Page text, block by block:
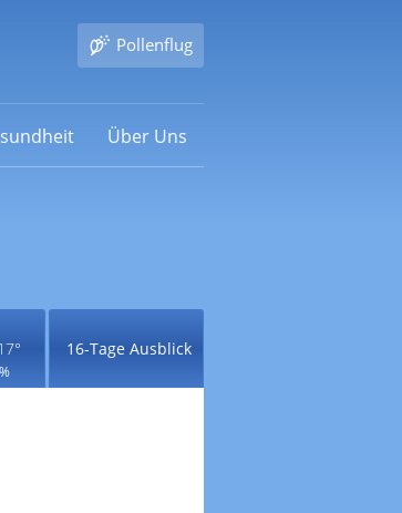
Pollenflug
Über Uns
16-Tage Ausblick